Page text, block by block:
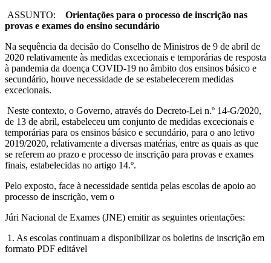
ASSUNTO: Orientações para o processo de inscrição nas
provas e exames do ensino secundário
Na sequência da decisão do Conselho de Ministros de 9 de abril de
2020 relativamente às medidas excecionais e temporárias de resposta
à pandemia da doença COVID-19 no âmbito dos ensinos básico e
secundário, houve necessidade de se estabelecerem medidas
excecionais.
Neste contexto, o Governo, através do Decreto-Lei n.º 14-G/2020,
de 13 de abril, estabeleceu um conjunto de medidas excecionais e
temporárias para os ensinos básico e secundário, para o ano letivo
2019/2020, relativamente a diversas matérias, entre as quais as que
se referem ao prazo e processo de inscrição para provas e exames
finais, estabelecidas no artigo 14.º.
Pelo exposto, face à necessidade sentida pelas escolas de apoio ao
processo de inscrição, vem o
Júri Nacional de Exames (JNE) emitir as seguintes orientações:
1. As escolas continuam a disponibilizar os boletins de inscrição em
formato PDF editável